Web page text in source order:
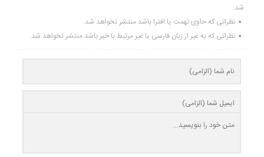
شد.
نظراتی که حاوی تهمت یا افترا باشد منتشر نخواهد شد.
نظراتی که به غیر از زبان فارسی یا غیر مرتبط با خبر باشد منتشر نخواهد شد.